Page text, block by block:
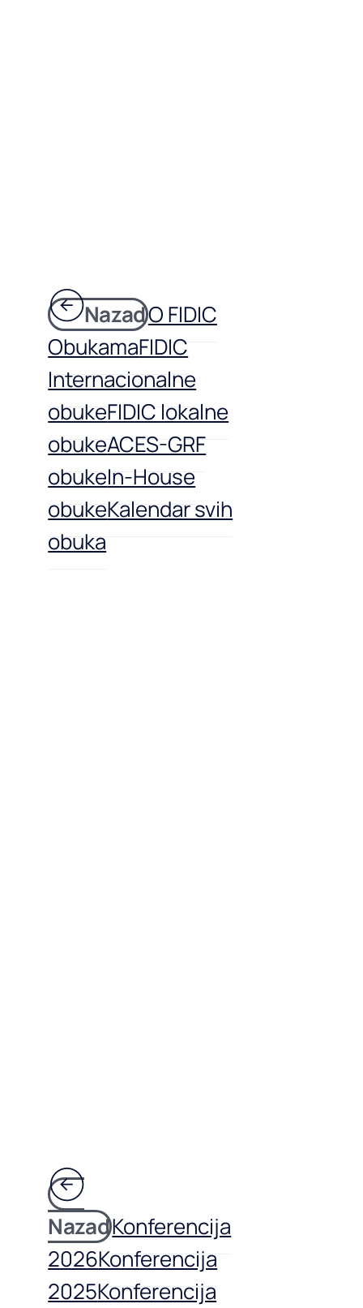
NazadO FIDIC
ObukamaFIDIC
Internacionalne
obukeFIDIC lokalne
obukeACES-GRF
obukeIn-House
obukeKalendar svih
obuka
NazadKonferencija
2026Konferencija
2025Konferencija